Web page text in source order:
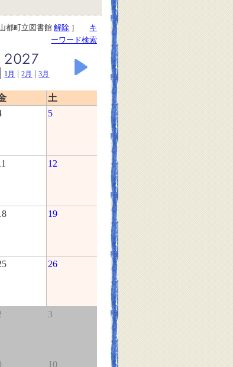
都町立図書館解除 ］
キ
ーワード検索
| 1月 |2月 |3月
土
5
12
19
26
3
10